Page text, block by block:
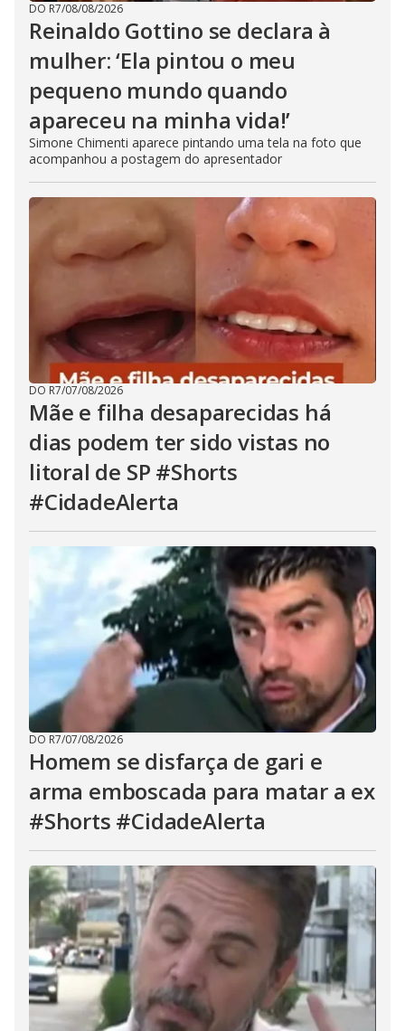
DO R7/08/08/2026
Reinaldo Gottino se declara à
mulher: ‘Ela pintou o meu
pequeno mundo quando
apareceu na minha vida!’
Simone Chimenti aparece pintando uma tela na foto que
acompanhou a postagem do apresentador
DO R7/07/08/2026
Mãe e filha desaparecidas há
dias podem ter sido vistas no
litoral de SP #Shorts
#CidadeAlerta
DO R7/07/08/2026
Homem se disfarça de gari e
arma emboscada para matar a ex
#Shorts #CidadeAlerta